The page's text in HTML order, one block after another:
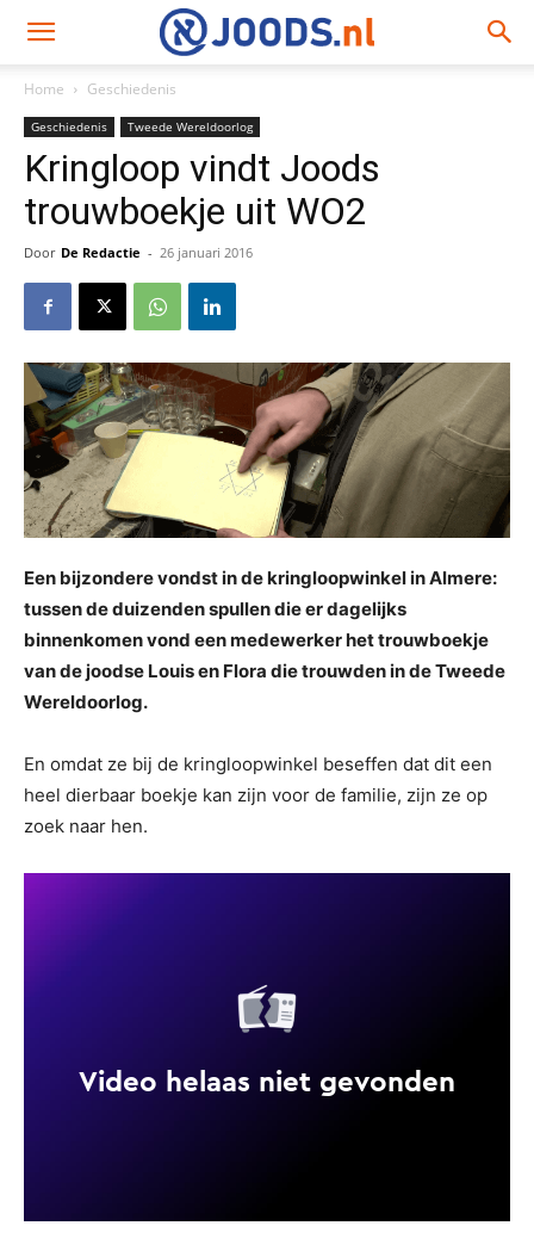
Home Geschiedenis
Geschiedenis Tweede Wereldoorlog
Kringloop vindt Joods
trouwboekje uit WO2
Door De Redactie - 26 januari 2016
Een bijzondere vondst in de kringloopwinkel in Almere:
tussen de duizenden spullen die er dagelijks
binnenkomen vond een medewerker het trouwboekje
van de joodse Louis en Flora die trouwden in de Tweede
Wereldoorlog.
En omdat ze bij de kringloopwinkel beseffen dat dit een
heel dierbaar boekje kan zijn voor de familie, zijn ze op
zoek naar hen.